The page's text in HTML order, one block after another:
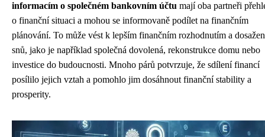
informacím o společném bankovním účtu mají oba partneři
o finanční situaci a mohou se informovaně podílet na finančním
plánování. To může vést k lepším finančním rozhodnutím a
snů, jako je například společná dovolená, rekonstrukce domu nebo
investice do budoucnosti. Mnoho párů potvrzuje, že sdílení financí
posílilo jejich vztah a pomohlo jim dosáhnout finanční stability a
prosperity.